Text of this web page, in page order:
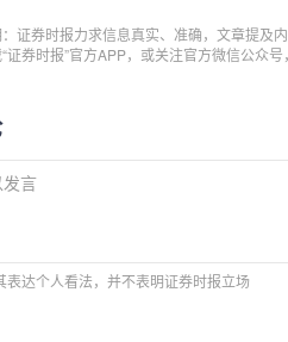
证券时报力求信息真实、准确，文章提及
证券时报”官方APP，或关注官方微信公众
言
表达个人看法，并不表明证券时报立场